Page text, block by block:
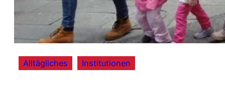
Alltägliches Institutionen